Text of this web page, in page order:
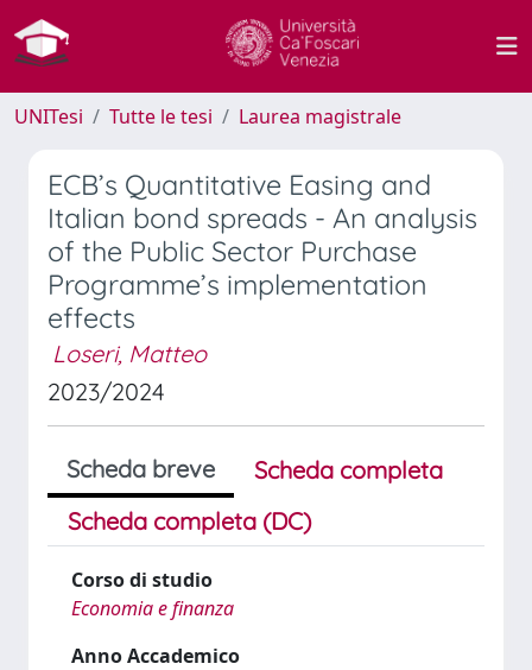
UNITesi Tutte le tesi Laurea magistrale
ECB’s Quantitative Easing and
Italian bond spreads - An analysis
of the Public Sector Purchase
Programme’s implementation
effects
Loseri, Matteo
2023/2024
Scheda breve
Scheda completa
Scheda completa (DC)
Corso di studio
Economia e finanza
Anno Accademico